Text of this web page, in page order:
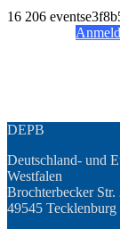
16 206
DEPB
Deutschland- und
Westfalen
Brochterbecker Str.
49545 Tecklenburg